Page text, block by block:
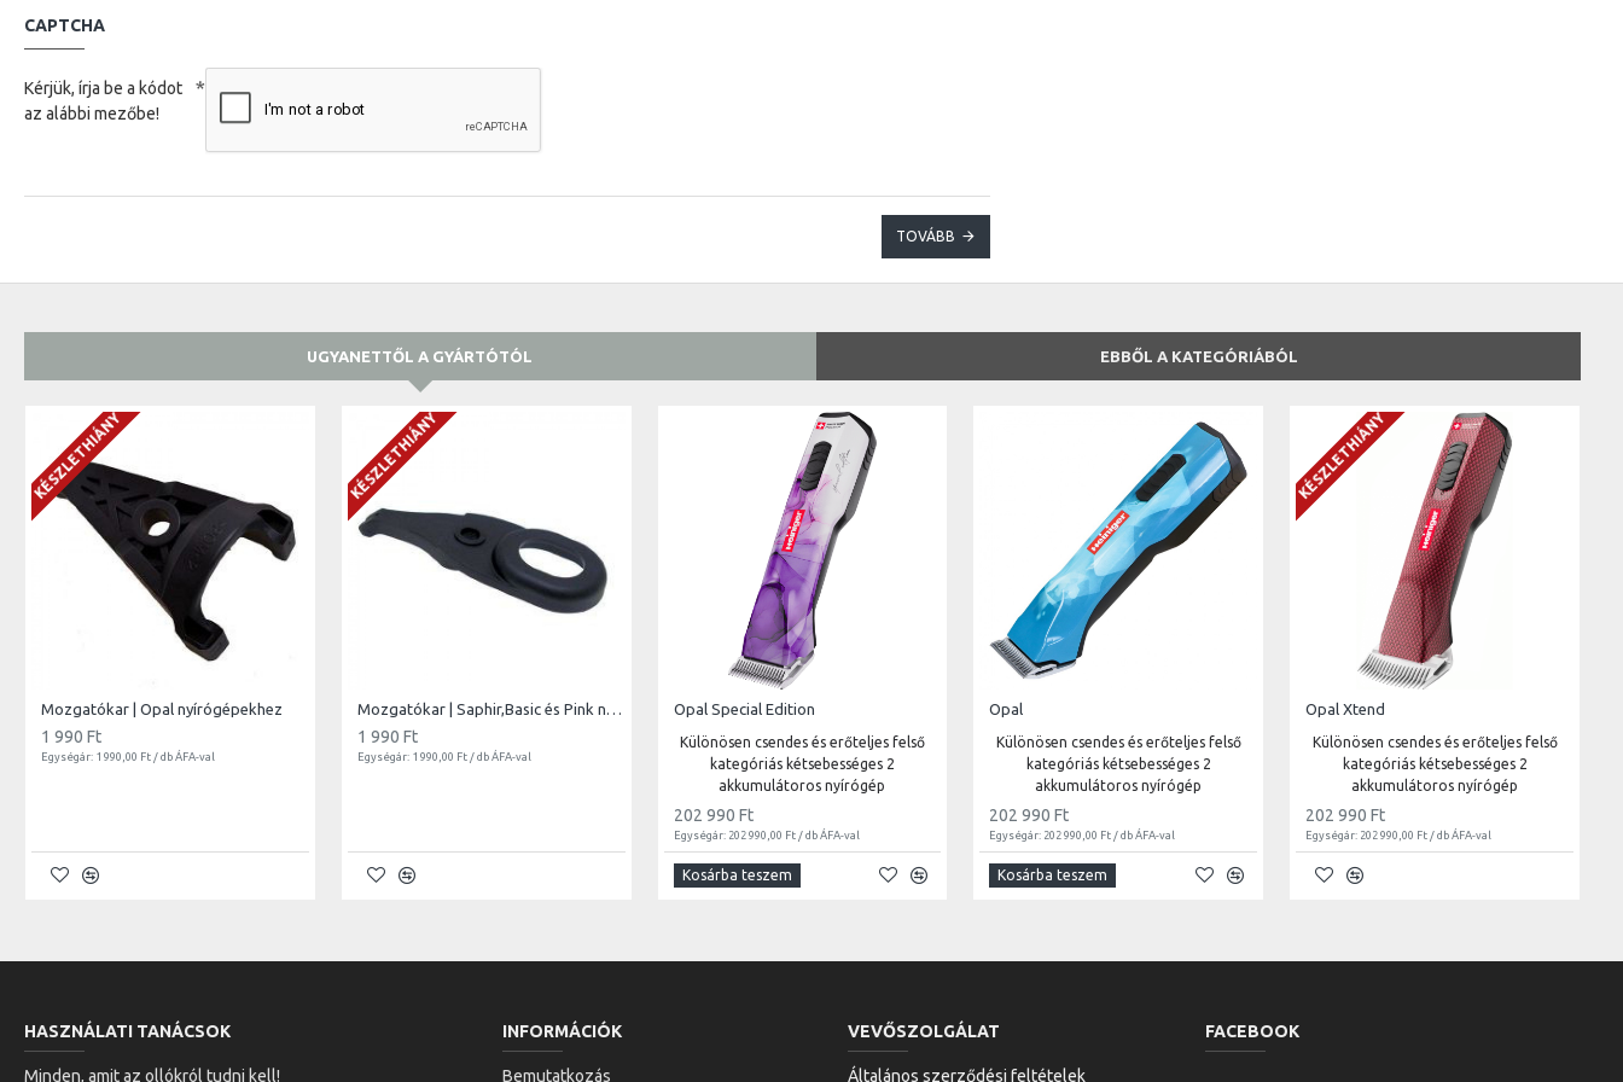
CAPTCHA
Kérjük, írja be a kódot
az alábbi mezőbe!
TOVÁBB
UGYANETTŐL A GYÁRTÓTÓL EBBŐL A KATEGÓRIÁBÓL
KÉSZLETHIÁNY
Mozgatókar | Opal nyírógépekhez
1 990 Ft
Egységár: 1 990,00 Ft / db ÁFA-val
KÉSZLETHIÁNY
Mozgatókar | Saphir,Basic és Pink nyírógépekhez
1 990 Ft
Egységár: 1 990,00 Ft / db ÁFA-val
Opal Special Edition
Különösen csendes és erőteljes felső
kategóriás kétsebességes 2
akkumulátoros nyírógép
202 990 Ft
Egységár: 202 990,00 Ft / db ÁFA-val
Kosárba teszem
Opal
Különösen csendes és erőteljes felső
kategóriás kétsebességes 2
akkumulátoros nyírógép
202 990 Ft
Egységár: 202 990,00 Ft / db ÁFA-val
Kosárba teszem
KÉSZLETHIÁNY
Opal Xtend
Különösen csendes és erőteljes felső
kategóriás kétsebességes 2
akkumulátoros nyírógép
202 990 Ft
Egységár: 202 990,00 Ft / db ÁFA-val
HASZNÁLATI TANÁCSOK
Minden, amit az ollókról tudni kell!
INFORMÁCIÓK
Bemutatkozás
VEVŐSZOLGÁLAT
Általános szerződési feltételek
FACEBOOK